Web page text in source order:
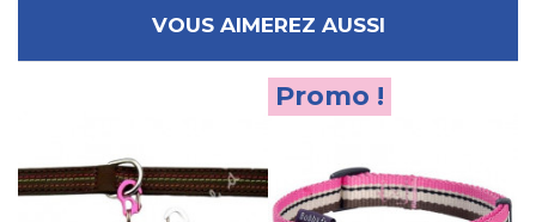
VOUS AIMEREZ AUSSI
Promo !